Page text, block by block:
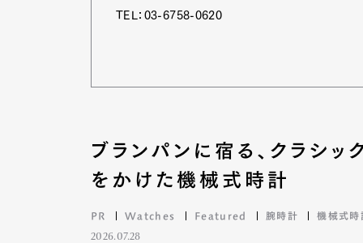
TEL：03-6758-0620
ブランパンに宿る、クラシ
をかけた機械式時計
PR Watches Featured 腕時計 機械式時
2026.07.28